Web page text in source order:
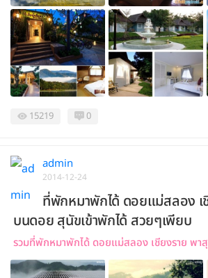
15219 0
admin
2014-12-24
ที่พักหมาพักได้ ดอยแม่สลอง เ
บนดอย สุนัขเข้าพักได้ สวยๆเพียบ
รวมที่พักหมาพักได้ ดอยแม่สลอง เชียงราย พา